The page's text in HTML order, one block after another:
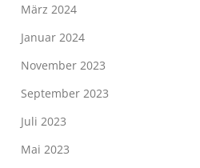
März 2024
Januar 2024
November 2023
September 2023
Juli 2023
Mai 2023